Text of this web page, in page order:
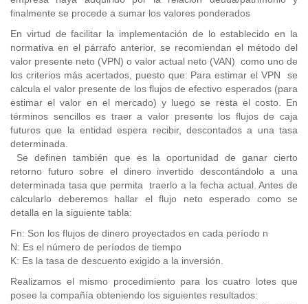
finalmente se procede a sumar los valores ponderados
En virtud de facilitar la implementación de lo establecido en la
normativa en el párrafo anterior, se recomiendan el método del
valor presente neto (VPN) o valor actual neto (VAN) como uno de
los criterios más acertados, puesto que: Para estimar el VPN se
calcula el valor presente de los flujos de efectivo esperados (para
estimar el valor en el mercado) y luego se resta el costo. En
términos sencillos es traer a valor presente los flujos de caja
futuros que la entidad espera recibir, descontados a una tasa
determinada.
Se definen también que es la oportunidad de ganar cierto
retorno futuro sobre el dinero invertido descontándolo a una
determinada tasa que permita traerlo a la fecha actual. Antes de
calcularlo deberemos hallar el flujo neto esperado como se
detalla en la siguiente tabla:
Fn: Son los flujos de dinero proyectados en cada período n
N: Es el número de períodos de tiempo
K: Es la tasa de descuento exigido a la inversión.
Realizamos el mismo procedimiento para los cuatro lotes que
posee la compañía obteniendo los siguientes resultados: